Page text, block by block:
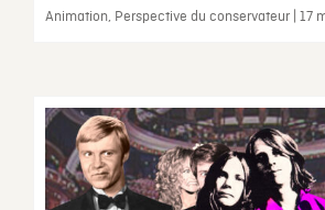
Animation, Perspective du conservateur | 17